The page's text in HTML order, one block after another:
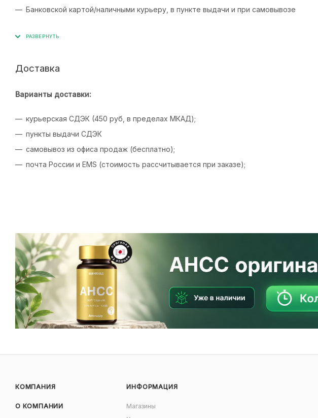
Банковской картой/наличными курьеру, в пункте выдачи и при самовывозе
Доставка
Варианты доставки:
курьерская СДЭК (450 руб, в пределах МКАД);
пункты выдачи СДЭК
самовывоз из офиса продаж (бесплатно);
почта России и EMS (стоимость рассчитывается при заказе);
КОМПАНИЯ
О КОМПАНИИ
ИНФОРМАЦИЯ
Магазины